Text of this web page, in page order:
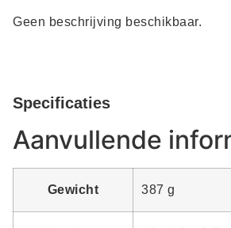
Geen beschrijving beschikbaar.
Specificaties
Aanvullende
Gewicht 387 g